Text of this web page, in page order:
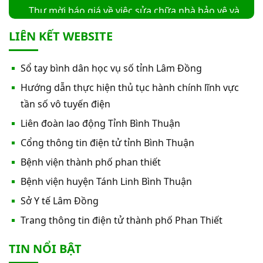
Thư mời báo giá về việc sửa chữa nhà bảo vệ và
phẵng
Thư mời báo giá về việc In bìa hồ sơ bệnh án, Sổ
y bạ năm 2026
Thư mời báo giá về việc cung cấp dịch vụ “Bảo
hiểm cháy, nổ bắt buộc năm 2026"
Thư mời báo giá về việc cung cấp hàng hóa
“Bóng đèn đo quang phổ máy xét nghiệm sinh
hóa Erba XL-200 (LAMP-ASSY)
Thư mời báo giá về việc cung cấp “Dịch vụ tháo
dỡ, di dời và lắp đặt máy X-Quang thường quy và
LIÊN KẾT WEBSITE
Sổ tay bình dân học vụ số tỉnh Lâm Đồng
Hướng dẫn thực hiện thủ tục hành chính lĩnh vực
tần số vô tuyến điện
Liên đoàn lao động Tỉnh Bình Thuận
Cổng thông tin điện tử tỉnh Bình Thuận
Bệnh viện thành phố phan thiết
Bệnh viện huyện Tánh Linh Bình Thuận
Sở Y tế Lâm Đồng
Trang thông tin điện tử thành phố Phan Thiết
TIN NỔI BẬT